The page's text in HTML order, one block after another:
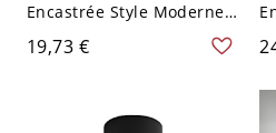
Encastrée Style Moderne
Plafonnier Cylindre en
Aluminium - 110 V-120 V
19,73 €